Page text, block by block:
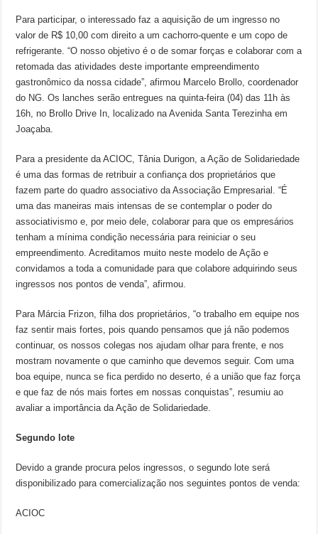
Para participar, o interessado faz a aquisição de um ingresso no
valor de R$ 10,00 com direito a um cachorro-quente e um copo de
refrigerante. “O nosso objetivo é o de somar forças e colaborar com a
retomada das atividades deste importante empreendimento
gastronômico da nossa cidade”, afirmou Marcelo Brollo, coordenador
do NG. Os lanches serão entregues na quinta-feira (04) das 11h às
16h, no Brollo Drive In, localizado na Avenida Santa Terezinha em
Joaçaba.
Para a presidente da ACIOC, Tânia Durigon, a Ação de Solidariedade
é uma das formas de retribuir a confiança dos proprietários que
fazem parte do quadro associativo da Associação Empresarial. “É
uma das maneiras mais intensas de se contemplar o poder do
associativismo e, por meio dele, colaborar para que os empresários
tenham a mínima condição necessária para reiniciar o seu
empreendimento. Acreditamos muito neste modelo de Ação e
convidamos a toda a comunidade para que colabore adquirindo seus
ingressos nos pontos de venda”, afirmou.
Para Márcia Frizon, filha dos proprietários, “o trabalho em equipe nos
faz sentir mais fortes, pois quando pensamos que já não podemos
continuar, os nossos colegas nos ajudam olhar para frente, e nos
mostram novamente o que caminho que devemos seguir. Com uma
boa equipe, nunca se fica perdido no deserto, é a união que faz força
e que faz de nós mais fortes em nossas conquistas”, resumiu ao
avaliar a importância da Ação de Solidariedade.
Segundo lote
Devido a grande procura pelos ingressos, o segundo lote será
disponibilizado para comercialização nos seguintes pontos de venda:
ACIOC